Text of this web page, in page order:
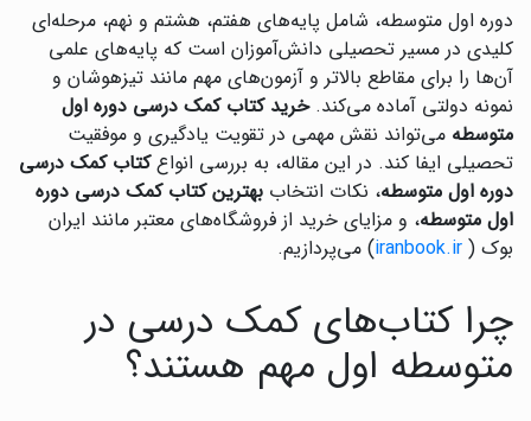
دوره اول متوسطه، شامل پایه‌های هفتم، هشتم و نهم، مرحله‌ای
کلیدی در مسیر تحصیلی دانش‌آموزان است که پایه‌های علمی
آن‌ها را برای مقاطع بالاتر و آزمون‌های مهم مانند تیزهوشان و
نمونه دولتی آماده می‌کند.خرید کتاب کمک درسی دوره اول
متوسطه می‌تواند نقش مهمی در تقویت یادگیری و موفقیت
تحصیلی ایفا کند. در این مقاله، به بررسی انواعکتاب کمک درسی
دوره اول متوسطه، نکات انتخاب بهترین کتاب کمک درسی دوره
اول متوسطه، و مزایای خرید از فروشگاه‌های معتبر مانند ایران
بوک ( iranbook.ir) می‌پردازیم.
چرا کتاب‌های کمک درسی در
متوسطه اول مهم هستند؟